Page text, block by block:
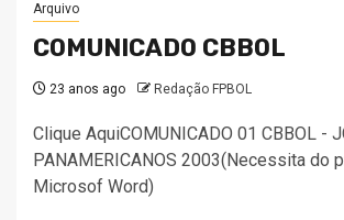
Arquivo
COMUNICADO CBBOL
23 anos ago Redação FPBOL
Clique AquiCOMUNICADO 01 CBBOL -
PANAMERICANOS 2003(Necessita do
Microsof Word)